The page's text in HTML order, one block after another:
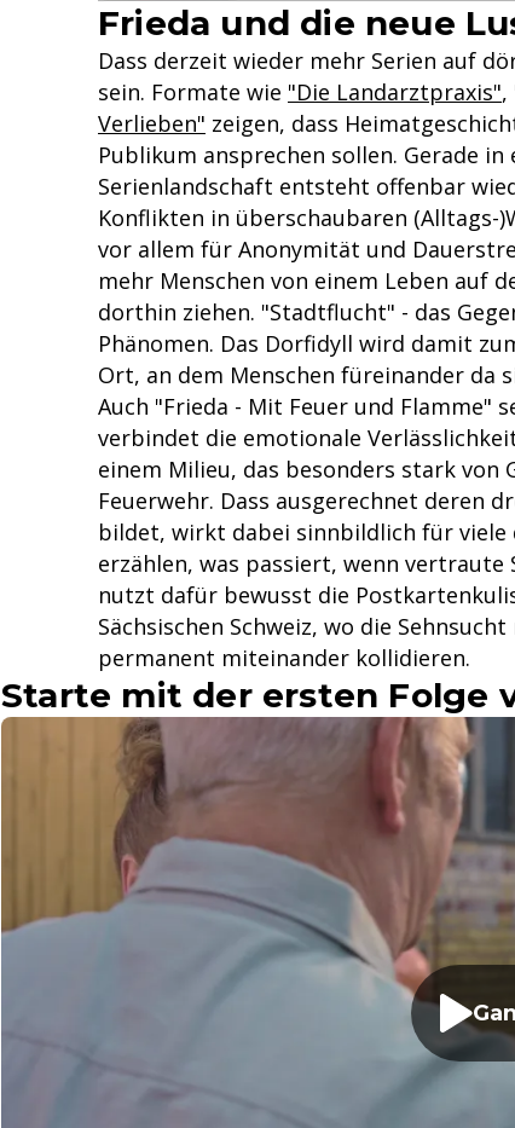
Frieda und die neue
Dass derzeit wieder mehr Serien auf
sein. Formate wie "Die Landarztpraxis",
Verlieben" zeigen, dass
Publikum ansprechen sollen. Gerade
Serienlandschaft entsteht offenbar
Konflikten in überschaubaren (Alltags-
vor allem für Anonymität und
mehr Menschen von einem Leben auf
dorthin ziehen. "Stadtflucht" - das
Phänomen. Das Dorfidyll wird damit
Ort, an dem Menschen füreinander da
Auch "Frieda - Mit Feuer und Flamme"
verbindet die emotionale
einem Milieu, das besonders stark
Feuerwehr. Dass ausgerechnet deren
bildet, wirkt dabei sinnbildlich für viele
erzählen, was passiert, wenn
nutzt dafür bewusst die
Sächsischen Schweiz, wo die
permanent miteinander kollidieren.
Starte mit der ersten Folge